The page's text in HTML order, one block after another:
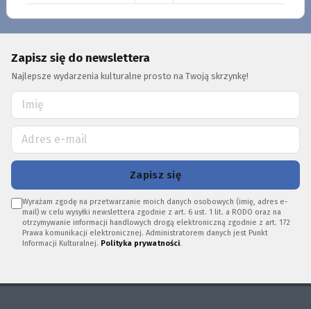
Zapisz się do newslettera
Najlepsze wydarzenia kulturalne prosto na Twoją skrzynkę!
Zapisz się
Wyrażam zgodę na przetwarzanie moich danych osobowych (imię, adres e-
mail) w celu wysyłki newslettera zgodnie z art. 6 ust. 1 lit. a RODO oraz na
otrzymywanie informacji handlowych drogą elektroniczną zgodnie z art. 172
Prawa komunikacji elektronicznej. Administratorem danych jest Punkt
Informacji Kulturalnej. Polityka prywatności.